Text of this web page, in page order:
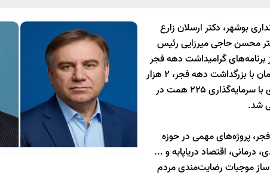
بوشهر، دکتر ارسلان زارع
محسن حاجی میرزایی رئیس
برنامه‌های گرامیداشت دهه فجر
ارائه کرد و اظهار داشت: همزمان با بزرگداشت دهه فجر، ۲ هزار
و ۲۰۰ پروژه عمرانی و اقتصادی با سرمایه‌گذاری ۲۲۵ همت در
شد.
پروژه‌های مهمی در حوزه
درمانی، اقتصاد دریاپایه و ...
ساز موجبات رضایت‌مندی مردم